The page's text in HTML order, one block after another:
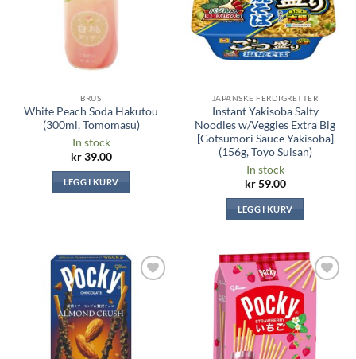
BRUS
White Peach Soda Hakutou
(300ml, Tomomasu)
In stock
kr39.00
LEGG I KURV
JAPANSKE FERDIGRETTER
Instant Yakisoba Salty
Noodles w/Veggies Extra Big
[Gotsumori Sauce Yakisoba]
(156g, Toyo Suisan)
In stock
kr59.00
LEGG I KURV
Legg til i
ønskeliste
Legg til i
ønskeliste